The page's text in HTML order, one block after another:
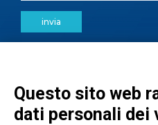
invia
Questo sito web
dati personali